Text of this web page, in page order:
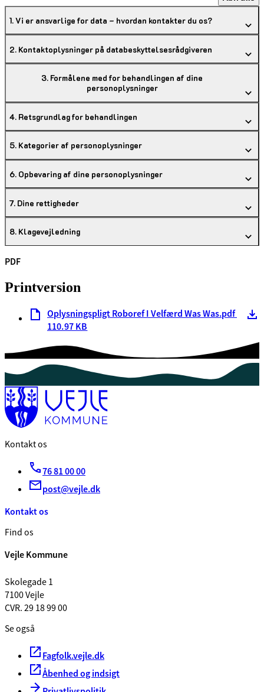
1. Vi er ansvarlige for data – hvordan kontakter du os?
2. Kontaktoplysninger på databeskyttelsesrådgiveren
3. Formålene med for behandlingen af dine
personoplysninger
4. Retsgrundlag for behandlingen
5. Kategorier af personoplysninger
6. Opbevaring af dine personoplysninger
7. Dine rettigheder
8. Klagevejledning
PDF
Printversion
Oplysningspligt Roboref I Velfærd Was Was.pdf
110.97 KB
Kontakt os
76 81 00 00
post@vejle.dk
Kontakt os
Find os
Vejle Kommune
Skolegade 1
7100 Vejle
CVR. 29 18 99 00
Se også
Fagfolk.vejle.dk
Åbenhed og indsigt